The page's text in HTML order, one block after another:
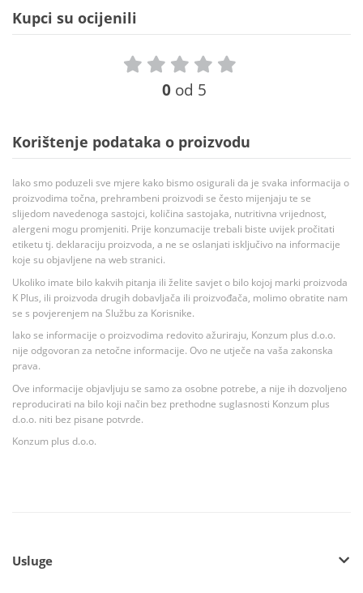
Kupci su ocijenili
0 od 5
Korištenje podataka o proizvodu
Iako smo poduzeli sve mjere kako bismo osigurali da je svaka informacija o
proizvodima točna, prehrambeni proizvodi se često mijenjaju te se
slijedom navedenoga sastojci, količina sastojaka, nutritivna vrijednost,
alergeni mogu promjeniti. Prije konzumacije trebali biste uvijek pročitati
etiketu tj. deklaraciju proizvoda, a ne se oslanjati isključivo na informacije
koje su objavljene na web stranici.
Ukoliko imate bilo kakvih pitanja ili želite savjet o bilo kojoj marki proizvoda
K Plus, ili proizvoda drugih dobavljača ili proizvođača, molimo obratite nam
se s povjerenjem na Službu za Korisnike.
Iako se informacije o proizvodima redovito ažuriraju, Konzum plus d.o.o.
nije odgovoran za netočne informacije. Ovo ne utječe na vaša zakonska
prava.
Ove informacije objavljuju se samo za osobne potrebe, a nije ih dozvoljeno
reproducirati na bilo koji način bez prethodne suglasnosti Konzum plus
d.o.o. niti bez pisane potvrde.
Konzum plus d.o.o.
Usluge